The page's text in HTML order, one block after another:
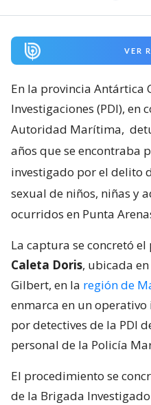
VER
En la provincia Antártica
Investigaciones (PDI), en
Autoridad Marítima,
años que se encontraba
investigado por el delito
sexual de niños, niñas y
ocurridos en Punta
La captura se concretó
Caleta Doris, ubicada
Gilbert, en la región de
enmarca en un
por detectives de la PDI
personal de la Policía
El procedimiento se
de la Brigada